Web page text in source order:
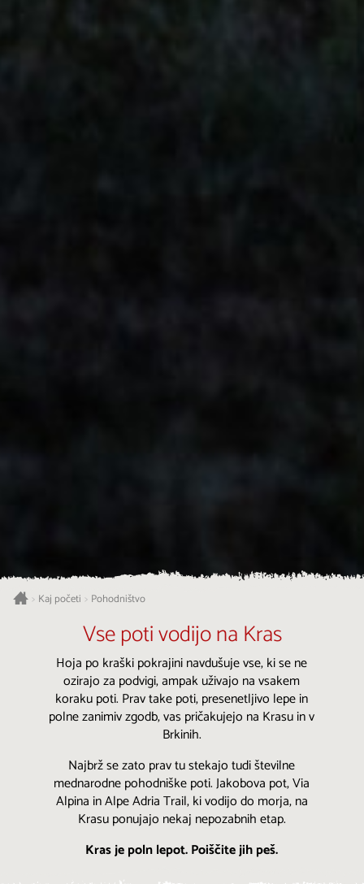
> Kaj početi > Pohodništvo
Vse poti vodijo na Kras
Hoja po kraški pokrajini navdušuje vse, ki se ne
ozirajo za podvigi, ampak uživajo na vsakem
koraku poti. Prav take poti, presenetljivo lepe in
polne zanimiv zgodb, vas pričakujejo na Krasu in v
Brkinih.
Najbrž se zato prav tu stekajo tudi številne
mednarodne pohodniške poti. Jakobova pot, Via
Alpina in Alpe Adria Trail, ki vodijo do morja, na
Krasu ponujajo nekaj nepozabnih etap.
Kras je poln lepot. Poiščite jih peš.